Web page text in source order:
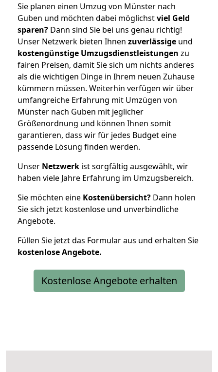
Sie planen einen Umzug von Münster nach
Guben und möchten dabei möglichstviel Geld
sparen? Dann sind Sie bei uns genau richtig!
Unser Netzwerk bieten Ihnen zuverlässige und
kostengünstige Umzugsdienstleistungen zu
fairen Preisen, damit Sie sich um nichts anderes
als die wichtigen Dinge in Ihrem neuen Zuhause
kümmern müssen. Weiterhin verfügen wir über
umfangreiche Erfahrung mit Umzügen von
Münster nach Guben mit jeglicher
Größenordnung und können Ihnen somit
garantieren, dass wir für jedes Budget eine
passende Lösung finden werden.
Unser Netzwerk ist sorgfältig ausgewählt, wir
haben viele Jahre Erfahrung im Umzugsbereich.
Sie möchten eine Kostenübersicht? Dann holen
Sie sich jetzt kostenlose und unverbindliche
Angebote.
Füllen Sie jetzt das Formular aus und erhalten Sie
kostenloseAngebote.
Kostenlose Angebote erhalten